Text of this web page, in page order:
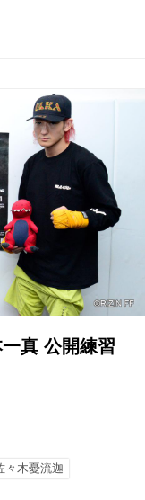
真 公開練習
々木憂流迦